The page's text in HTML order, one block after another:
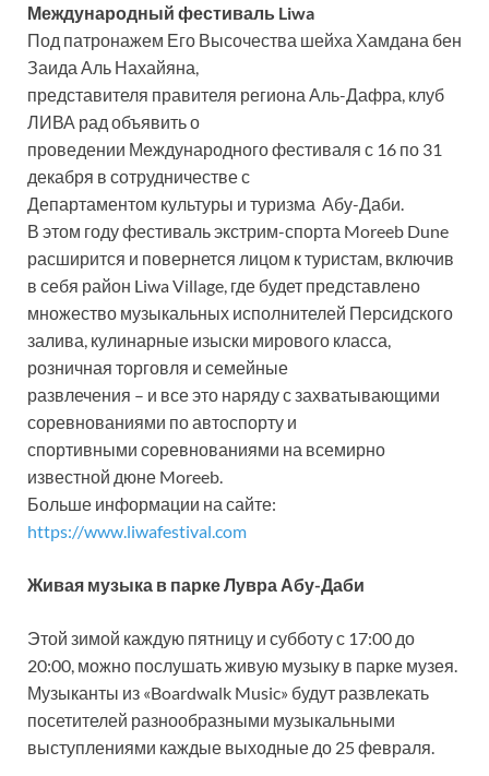
Международный фестиваль Liwa
Под патронажем Его Высочества шейха Хамдана бен
Заида Аль Нахайяна,
представителя правителя региона Аль-Дафра, клуб
ЛИВА рад объявить о
проведении Международного фестиваля с 16 по 31
декабря в сотрудничестве с
Департаментом культуры и туризма Абу-Даби.
В этом году фестиваль экстрим-спорта Moreeb Dune
расширится и повернется лицом к туристам, включив
в себя район Liwa Village, где будет представлено
множество музыкальных исполнителей Персидского
залива, кулинарные изыски мирового класса,
розничная торговля и семейные
развлечения – и все это наряду с захватывающими
соревнованиями по автоспорту и
спортивными соревнованиями на всемирно
известной дюне Moreeb.
Больше информации на сайте:
https://www.liwafestival.com
Живая музыка в парке Лувра Абу-Даби
Этой зимой каждую пятницу и субботу с 17:00 до
20:00, можно послушать живую музыку в парке музея.
Музыканты из «Boardwalk Music» будут развлекать
посетителей разнообразными музыкальными
выступлениями каждые выходные до 25 февраля.